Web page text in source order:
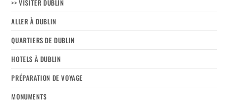
>> VISITER DUBLIN
ALLER À DUBLIN
QUARTIERS DE DUBLIN
HOTELS À DUBLIN
PRÉPARATION DE VOYAGE
MONUMENTS